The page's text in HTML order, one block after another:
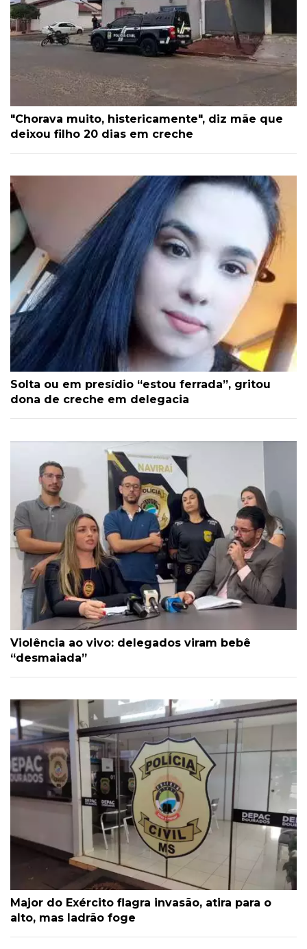
"Chorava muito, histericamente", diz mãe que
deixou filho 20 dias em creche
Solta ou em presídio “estou ferrada”, gritou
dona de creche em delegacia
Violência ao vivo: delegados viram bebê
“desmaiada”
Major do Exército flagra invasão, atira para o
alto, mas ladrão foge